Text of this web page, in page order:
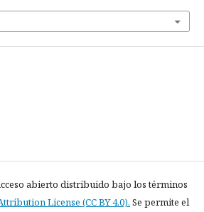
abierto distribuido bajo los términos
License (CC BY 4.0). Se permite el